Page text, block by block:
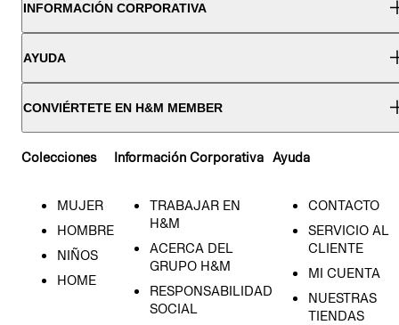
INFORMACIÓN CORPORATIVA
AYUDA
CONVIÉRTETE EN H&M MEMBER
Colecciones
MUJER
HOMBRE
NIÑOS
HOME
Información Corporativa
TRABAJAR EN
H&M
ACERCA DEL
GRUPO H&M
RESPONSABILIDAD
SOCIAL
Ayuda
CONTACTO
SERVICIO AL
CLIENTE
MI CUENTA
NUESTRAS
TIENDAS